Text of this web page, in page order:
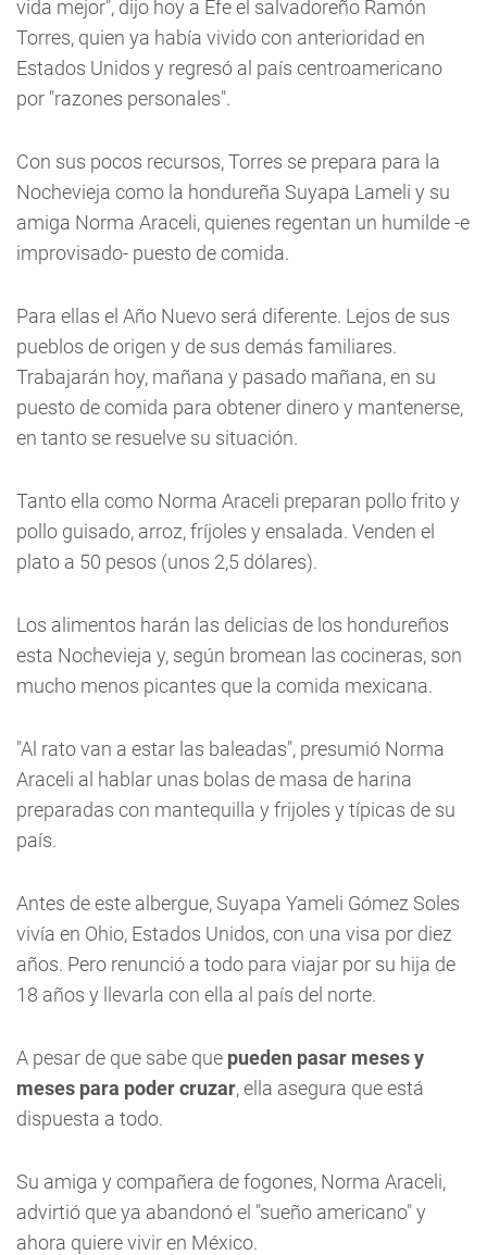
vida mejor", dijo hoy a Efe el salvadoreño Ramón
Torres, quien ya había vivido con anterioridad en
Estados Unidos y regresó al país centroamericano
por "razones personales".
Con sus pocos recursos, Torres se prepara para la
Nochevieja como la hondureña Suyapa Lameli y su
amiga Norma Araceli, quienes regentan un humilde -e
improvisado- puesto de comida.
Para ellas el Año Nuevo será diferente. Lejos de sus
pueblos de origen y de sus demás familiares.
Trabajarán hoy, mañana y pasado mañana, en su
puesto de comida para obtener dinero y mantenerse,
en tanto se resuelve su situación.
Tanto ella como Norma Araceli preparan pollo frito y
pollo guisado, arroz, fríjoles y ensalada. Venden el
plato a 50 pesos (unos 2,5 dólares).
Los alimentos harán las delicias de los hondureños
esta Nochevieja y, según bromean las cocineras, son
mucho menos picantes que la comida mexicana.
"Al rato van a estar las baleadas", presumió Norma
Araceli al hablar unas bolas de masa de harina
preparadas con mantequilla y frijoles y típicas de su
país.
Antes de este albergue, Suyapa Yameli Gómez Soles
vivía en Ohio, Estados Unidos, con una visa por diez
años. Pero renunció a todo para viajar por su hija de
18 años y llevarla con ella al país del norte.
A pesar de que sabe que pueden pasar meses y
meses para poder cruzar, ella asegura que está
dispuesta a todo.
Su amiga y compañera de fogones, Norma Araceli,
advirtió que ya abandonó el "sueño americano" y
ahora quiere vivir en México.